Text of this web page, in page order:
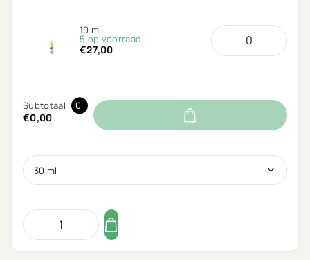
10 ml
5 op voorraad
€27,00
Subtotaal 0
€0,00